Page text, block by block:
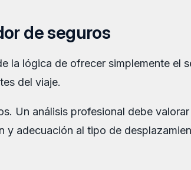
de seguros
la lógica de ofrecer simplemente el
del viaje.
Un análisis profesional debe
y adecuación al tipo de